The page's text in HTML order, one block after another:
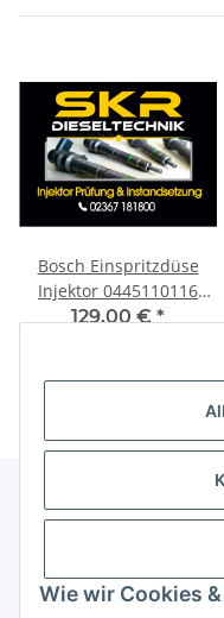
Wie wir Cookies
Bosch Einspritzdüse
Injektor 0445110116
Mercedes A-KLasse CDI
129,00 €*
Gesetzliche Informationen